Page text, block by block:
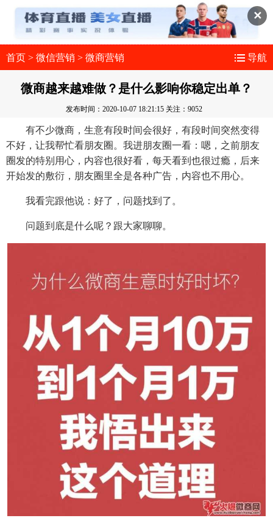
✕
首页 > 微信营销 > 微商营销 导航
微商越来越难做？是什么影响你稳定出单？
发布时间：2020-10-07 18:21:15 关注：9052
有不少微商，生意有段时间会很好，有段时间突然变得
不好，让我帮忙看朋友圈。我进朋友圈一看：嗯，之前朋友
圈发的特别用心，内容也很好看，每天看到也很过瘾，后来
开始发的敷衍，朋友圈里全是各种广告，内容也不用心。
我看完跟他说：好了，问题找到了。
问题到底是什么呢？跟大家聊聊。